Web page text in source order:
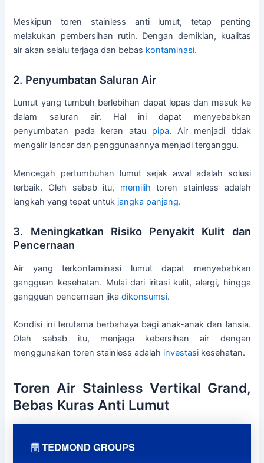
Meskipun toren stainless anti lumut, tetap penting
melakukan pembersihan rutin. Dengan demikian, kualitas
air akan selalu terjaga dan bebas kontaminasi.
2. Penyumbatan Saluran Air
Lumut yang tumbuh berlebihan dapat lepas dan masuk ke
dalam saluran air. Hal ini dapat menyebabkan
penyumbatan pada keran atau pipa. Air menjadi tidak
mengalir lancar dan penggunaannya menjadi terganggu.
Mencegah pertumbuhan lumut sejak awal adalah solusi
terbaik. Oleh sebab itu, memilih toren stainless adalah
langkah yang tepat untuk jangka panjang.
3. Meningkatkan Risiko Penyakit Kulit dan
Pencernaan
Air yang terkontaminasi lumut dapat menyebabkan
gangguan kesehatan. Mulai dari iritasi kulit, alergi, hingga
gangguan pencernaan jikadikonsumsi.
Kondisi ini terutama berbahaya bagi anak-anak dan lansia.
Oleh sebab itu, menjaga kebersihan air dengan
menggunakan toren stainless adalah investasi kesehatan.
Toren Air Stainless Vertikal Grand,
Bebas Kuras Anti Lumut